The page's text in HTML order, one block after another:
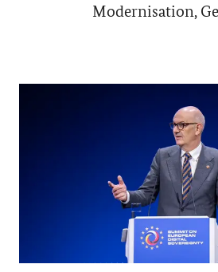
Modernisation,